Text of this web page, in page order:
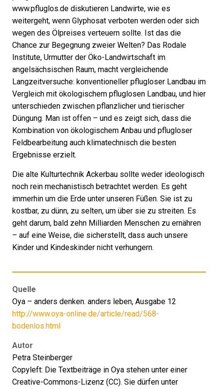
www.pfluglos.de diskutieren Landwirte, wie es
weitergeht, wenn Glyphosat verboten werden oder sich
wegen des Ölpreises verteuern sollte. Ist das die
Chance zur Begegnung zweier Welten? Das Rodale
Institute, Urmutter der Öko-Landwirtschaft im
angelsächsischen Raum, macht vergleichende
Langzeitversuche: konventioneller pflugloser Landbau im
Vergleich mit ökologischem pfluglosen Landbau, und hier
unterschieden zwischen pflanzlicher und tierischer
Düngung. Man ist offen – und es zeigt sich, dass die
Kombination von ökologischem Anbau und pflugloser
Feldbearbeitung auch klimatechnisch die besten
Ergebnisse erzielt.
Die alte Kulturtechnik Ackerbau sollte weder ideologisch
noch rein mechanistisch betrachtet werden. Es geht
immerhin um die Erde unter unseren Füßen. Sie ist zu
kostbar, zu dünn, zu selten, um über sie zu streiten. Es
geht darum, bald zehn Milliarden Menschen zu ernähren
– auf eine Weise, die sicherstellt, dass auch unsere
Kinder und Kindeskinder nicht verhungern.
Quelle
Oya – anders denken. anders leben, Ausgabe 12
http://www.oya-online.de/article/read/568-
bodenlos.html
Autor
Petra Steinberger
Copyleft: Die Textbeiträge in Oya stehen unter einer
Creative-Commons-Lizenz (CC). Sie dürfen unter